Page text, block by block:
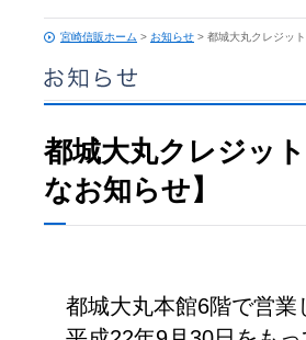
宮崎信販ホーム > お知らせ > 都城大丸クレジッ
都城大丸クレジッ
なお知らせ】
都城大丸本館6階で営業